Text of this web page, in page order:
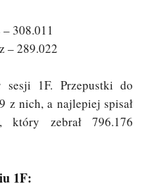
308.011
– 289.022
sesji 1F. Przepustki do
z nich, a najlepiej spisał
który zebrał 796.176
1F: